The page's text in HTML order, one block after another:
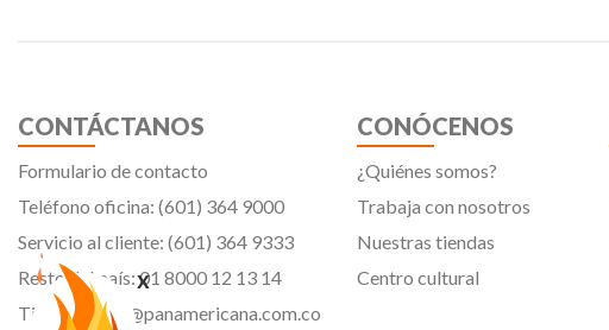
x
CONTÁCTANOS
Formulario de contacto
Teléfono oficina: (601) 364 9000
Servicio al cliente: (601) 364 9333
Resto del país: 01 8000 12 13 14
Tiendavirtual@panamericana.com.co
CONÓCENOS
¿Quiénes somos?
Trabaja con nosotros
Nuestras tiendas
Centro cultural